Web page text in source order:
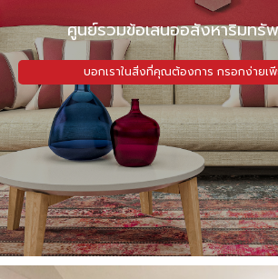
ศูนย์รวมข้อเสนออสังหาริมทรั
บอกเราในสิ่งที่คุณต้องการ กรอกง่ายเ